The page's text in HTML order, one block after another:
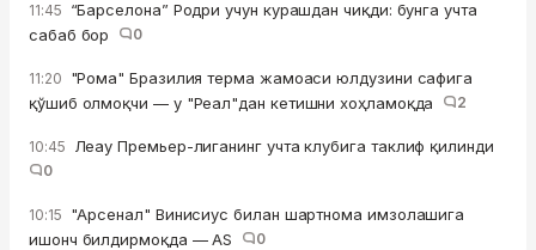
11:45 “Барселона” Родри учун курашдан чиқди: бунга учта
сабаб бор
0
11:20 "Рома" Бразилия терма жамоаси юлдузини сафига
қўшиб олмоқчи — у "Реал"дан кетишни хоҳламоқда
2
10:45 Леау Премьер-лиганинг учта клубига таклиф қилинди
0
10:15 "Арсенал" Винисиус билан шартнома имзолашига
ишонч билдирмоқда — AS
0